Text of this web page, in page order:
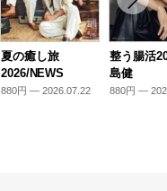
夏の癒し旅
2026/NEWS
880円 — 2026.07.22
整う腸活
島健
880円 —